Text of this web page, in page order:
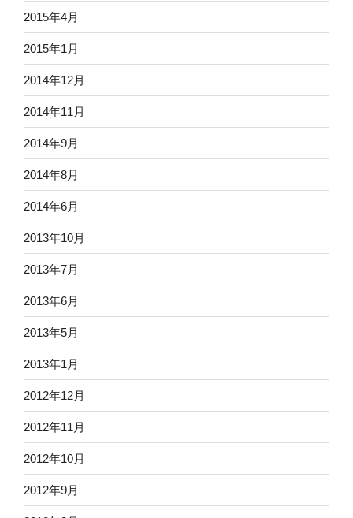
2015年4月
2015年1月
2014年12月
2014年11月
2014年9月
2014年8月
2014年6月
2013年10月
2013年7月
2013年6月
2013年5月
2013年1月
2012年12月
2012年11月
2012年10月
2012年9月